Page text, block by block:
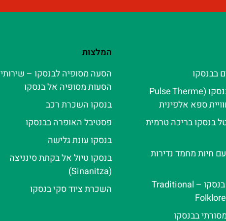
בבנסקו
פולס טרמה בנסקו (Pulse Therme
בנסקו בריכה טרמית
חיות מחמד נדירות
ערב פולקלור בנסקו – Traditional
בבנסקו
המלצות
הסעה מסופיה לבנסקו – שירותי
הסעות מסופיה אל בנסקו
בנסקו השכרת רכב
פסטיבל האופרה בבנסקו
בנסקו עונת גלישה
בנסקו טיול אל בקתת סינניצה
(Sinanitza)
השכרת ציוד סקי בנסקו